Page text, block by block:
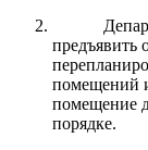
предъявить
помещений
помещение
порядке.